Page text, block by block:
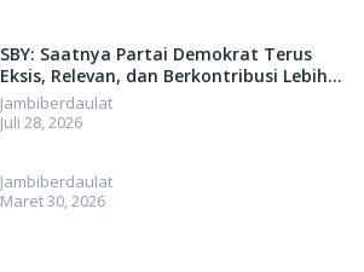
SBY: Saatnya Partai Demokrat Terus
Eksis, Relevan, dan Berkontribusi Lebih
Besar untuk Indonesia
Jambiberdaulat
Juli 28, 2026
Jambiberdaulat
Maret 30, 2026